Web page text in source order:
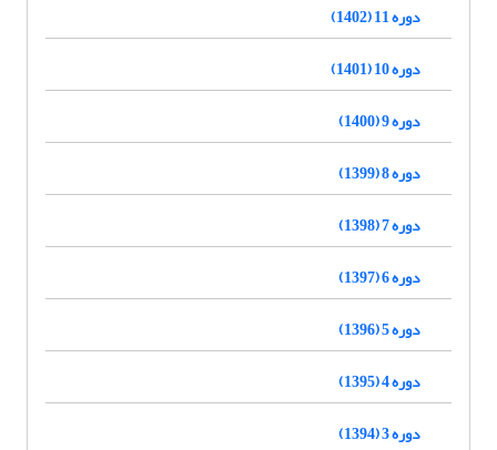
دوره 11 (1402)
دوره 10 (1401)
دوره 9 (1400)
دوره 8 (1399)
دوره 7 (1398)
دوره 6 (1397)
دوره 5 (1396)
دوره 4 (1395)
دوره 3 (1394)